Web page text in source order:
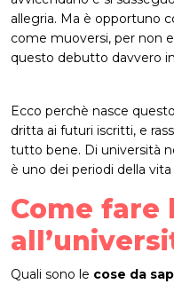
allegria. Ma è opportuno
come muoversi, per non
questo debutto davvero
Ecco perchè nasce
dritta ai futuri iscritti, e
tutto bene. Di università
è uno dei periodi della
Come fare
Quali sono le cose da